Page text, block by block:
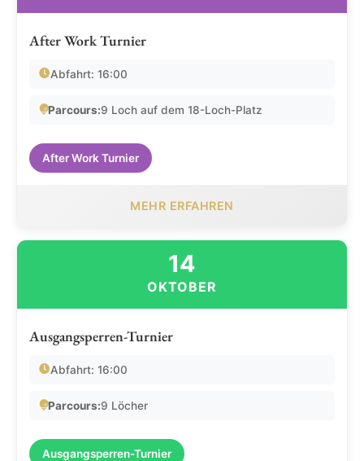
After Work Turnier
Abfahrt: 16:00
Parcours:9 Loch auf dem 18-Loch-Platz
After Work Turnier
MEHR ERFAHREN
14
OKTOBER
Ausgangsperren-Turnier
Abfahrt: 16:00
Parcours:9 Löcher
Ausgangsperren-Turnier